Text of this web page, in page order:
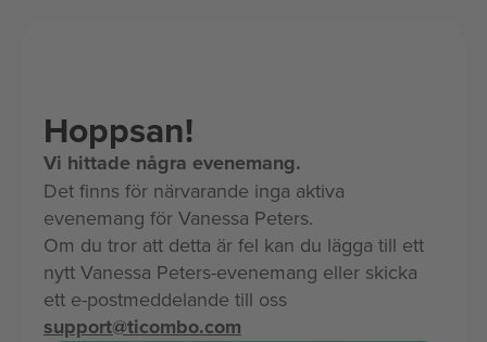
Hoppsan!
Vi hittade några evenemang.
Det finns för närvarande inga aktiva
evenemang för Vanessa Peters.
Om du tror att detta är fel kan du lägga till ett
nytt Vanessa Peters-evenemang eller skicka
ett e-postmeddelande till oss
support@ticombo.com